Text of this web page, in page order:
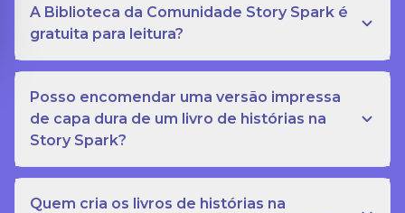
A Biblioteca da Comunidade Story Spark é
gratuita para leitura?
Posso encomendar uma versão impressa
de capa dura de um livro de histórias na
Story Spark?
Quem cria os livros de histórias na